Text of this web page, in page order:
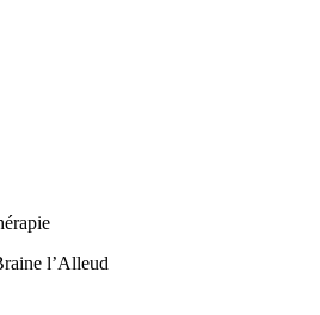
l’Alleud